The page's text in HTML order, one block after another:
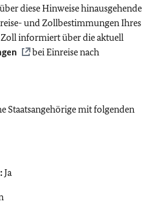
diese Hinweise hinausgehende
und Zollbestimmungen Ihres
Zoll informiert über die aktuell
bei Einreise nach
Staatsangehörige mit folgenden
Ja